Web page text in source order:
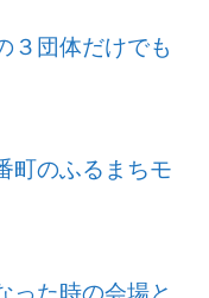
３団体だけでも
町のふるまちモ
った時の会場と